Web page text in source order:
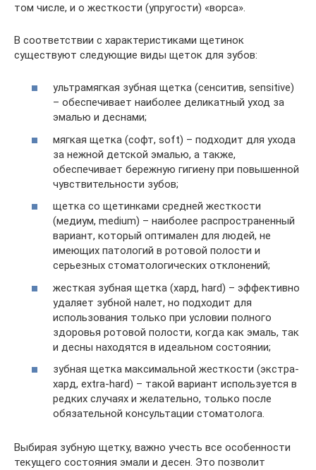
том числе, и о жесткости (упругости) «ворса».
В соответствии с характеристиками щетинок
существуют следующие виды щеток для зубов:
ультрамягкая зубная щетка (сенситив, sensitive)
– обеспечивает наиболее деликатный уход за
эмалью и деснами;
мягкая щетка (софт, soft) – подходит для ухода
за нежной детской эмалью, а также,
обеспечивает бережную гигиену при повышенной
чувствительности зубов;
щетка со щетинками средней жесткости
(медиум, medium) – наиболее распространенный
вариант, который оптимален для людей, не
имеющих патологий в ротовой полости и
серьезных стоматологических отклонений;
жесткая зубная щетка (хард, hard) – эффективно
удаляет зубной налет, но подходит для
использования только при условии полного
здоровья ротовой полости, когда как эмаль, так
и десны находятся в идеальном состоянии;
зубная щетка максимальной жесткости (экстра-
хард, extra-hard) – такой вариант используется в
редких случаях и желательно, только после
обязательной консультации стоматолога.
Выбирая зубную щетку, важно учесть все особенности
текущего состояния эмали и десен. Это позволит